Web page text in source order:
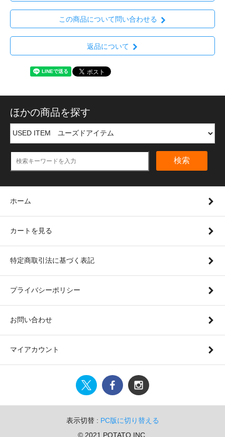
この商品について問い合わせる
返品について
ほかの商品を探す
検索
ホーム
カートを見る
特定商取引法に基づく表記
プライバシーポリシー
お問い合わせ
マイアカウント
表示切替 : PC版に切り替える
© 2021 POTATO INC.